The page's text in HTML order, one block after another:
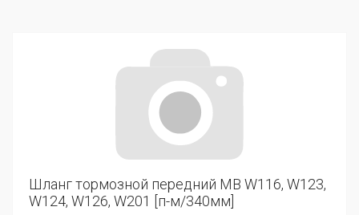
Шланг тормозной передний MB W116, W123,
W124, W126, W201 [п-м/340мм]